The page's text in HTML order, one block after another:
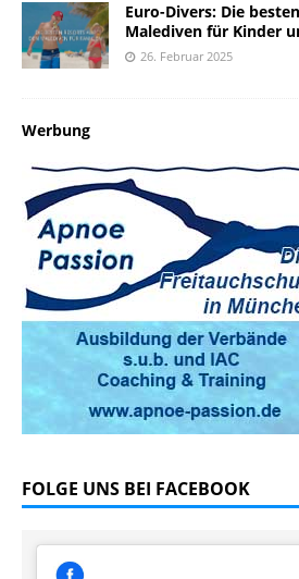
Euro-Divers: Die
Malediven für Kinder
26. Februar 2025
Werbung
FOLGE UNS BEI FACEBOOK